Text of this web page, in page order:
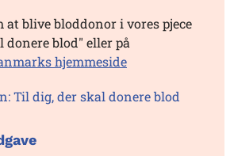
at blive bloddonor i vores pjece
donere blod" eller på
hjemmeside
Til dig, der skal donere blod